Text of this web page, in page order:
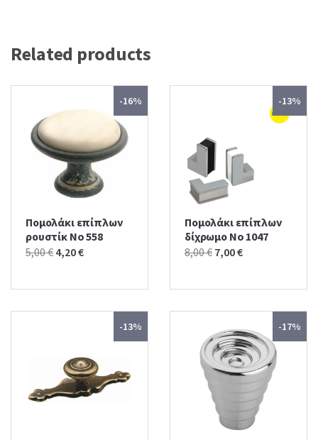
Related products
-16%
Πομολάκι επίπλων
ρουστίκ No 558
5,00€ Original
was:
4,20€Current
is:
-13%
Πομολάκι επίπλων
δίχρωμο No 1047
8,00€ Original
was:
7,00€Current
is:
-13% -17%